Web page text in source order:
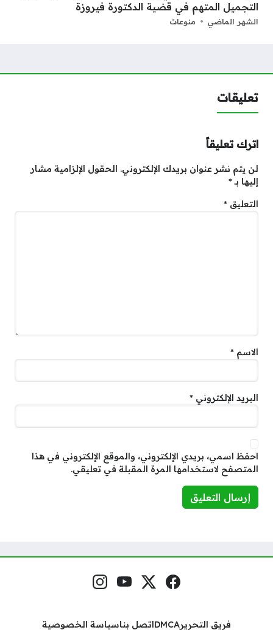
التجميل المتهم في قضية الدكتورة فيروزة
الشهر الماضي منوعات
تعليقات
اترك تعليقاً
لن يتم نشر عنوان بريدك الإلكتروني. الحقول الإلزامية مشار
إليها بـ*
التعليق *
الاسم *
البريد الإلكتروني *
احفظ اسمي، بريدي الإلكتروني، والموقع الإلكتروني في هذا
المتصفح لاستخدامها المرة المقبلة في تعليقي.
مواقع التواصل فيسبوكمنصة إكس
يوتيوبإنستغرام
فريق التحريرDMCAاتصل بناسياسة الخصوصية